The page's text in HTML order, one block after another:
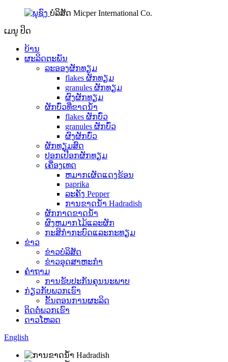
ບໍລິສັດ Micper International Co.
ເມນູ ປິດ
ບ້ານ
ຜະລິດຕະພັນ
ລະອອງຜັກທຽມ
flakes ຜັກທຽມ
granules ຜັກທຽມ
ຜົງຜັກທຽມ
ຜັກບົ່ວທີ່ຂາດນ້ໍາ
flakes ຜັກບົ່ວ
granules ຜັກບົ່ວ
ຜົງຜັກບົ່ວ
ຜັກທຽມສົດ
ປອກເປືອກຜັກທຽມ
ເຄື່ອງເທດ
ຫມາກເຜັດແດງຮ້ອນ
paprika
ລະຄັງ Pepper
ການຂາດນ້ໍາ Hadradish
ຜັກກາດຂາດນ້ໍາ
ຜົງຫມາກໄມ້ແລະຜັກ
ກະສິກໍາກະບົດແລະກະທຽມ
ຂ່າວ
ຂ່າວບໍລິສັດ
ຂ່າວອຸດສາຫະກໍາ
ຄໍາຖາມ
ການຮັບປະກັນຄຸນນະພາບ
ກ່ຽວກັບພວກເຮົາ
ຂັ້ນຕອນການຜະລິດ
ຕິດຕໍ່ພວກເຮົາ
ດາວໂຫລດ
English